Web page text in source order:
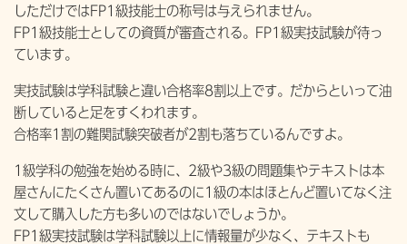
しただけではFP1級技能士の称号は与えられません。
FP1級技能士としての資質が審査される。FP1級実技試験が待っ
ています。
実技試験は学科試験と違い合格率8割以上です。だからといって油
断していると足をすくわれます。
合格率1割の難関試験突破者が2割も落ちているんですよ。
1級学科の勉強を始める時に、2級や3級の問題集やテキストは本
屋さんにたくさん置いてあるのに1級の本はほとんど置いてなく注
文して購入した方も多いのではないでしょうか。
FP1級実技試験は学科試験以上に情報量が少なく、テキストも